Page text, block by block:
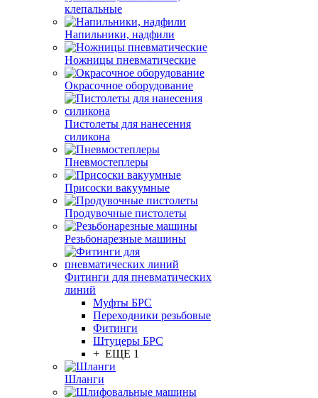
клепальные
Напильники, надфили
Ножницы пневматические
Окрасочное оборудование
Пистолеты для нанесения
силикона
Пневмостеплеры
Присоски вакуумные
Продувочные пистолеты
Резьбонарезные машины
Фитинги для пневматических
линий
Муфты БРС
Переходники резьбовые
Фитинги
Штуцеры БРС
+ ЕЩЕ 1
Шланги